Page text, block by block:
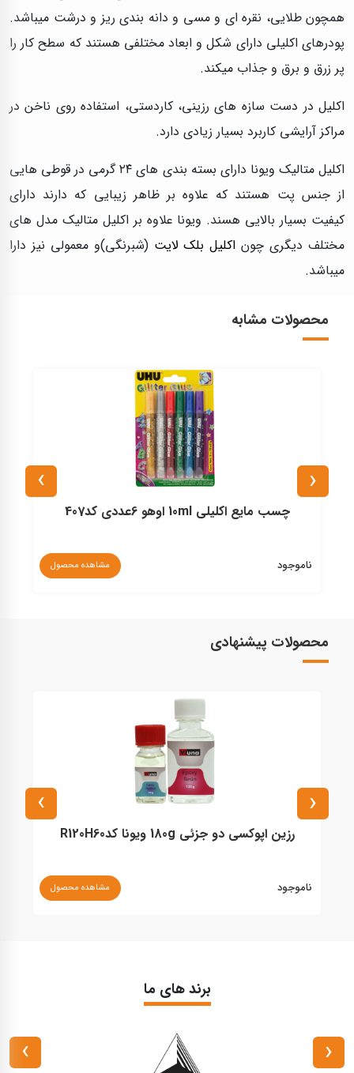
همچون طلایی، نقره ای و مسی و دانه بندی ریز و درشت میباشد.
پودرهای اکلیلی دارای شکل و ابعاد مختلفی هستند که سطح کار را
پر زرق و برق و جذاب میکند.
اکلیل در دست سازه های رزینی، کاردستی، استفاده روی ناخن در
مراکز آرایشی کاربرد بسیار زیادی دارد.
اکلیل متالیک ویونا دارای بسته بندی های ۲۴ گرمی در قوطی هایی
از جنس پت هستند که علاوه بر ظاهر زیبایی که دارند دارای
کیفیت بسیار بالایی هسند. ویونا علاوه بر اکلیل متالیک مدل های
مختلف دیگری چون اکلیل بلک لایت (شبرنگی)و معمولی نیز دارا
میباشد.
محصولات مشابه
چسب مایع اکلیلی 10ml اوهو 6عددی کد407
ناموجود مشاهده محصول
‹
›
محصولات پیشنهادی
رزین اپوکسی دو جزئی 180g ویونا کدR120H60
ناموجود مشاهده محصول
‹
›
برند های ما
‹
›